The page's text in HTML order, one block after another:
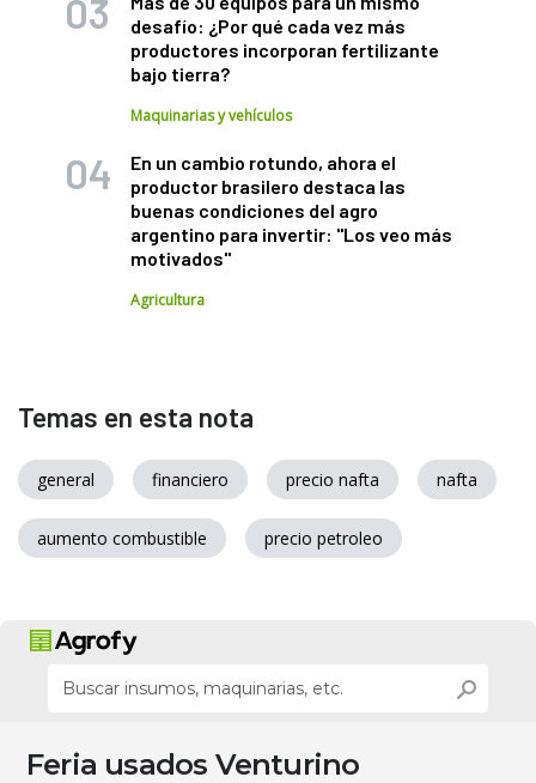
desafío: ¿Por qué cada vez más
productores incorporan fertilizante
bajo tierra?
Maquinarias y vehículos
En un cambio rotundo, ahora el
productor brasilero destaca las
buenas condiciones del agro
argentino para invertir: "Los veo más
motivados"
Agricultura
Temas en esta nota
general financiero precio nafta nafta
aumento combustible precio petroleo
Feria usados Venturino